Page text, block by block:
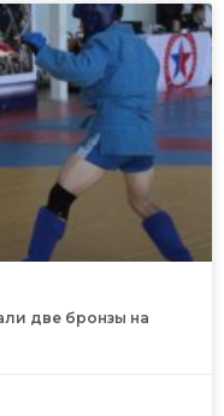
две бронзы на